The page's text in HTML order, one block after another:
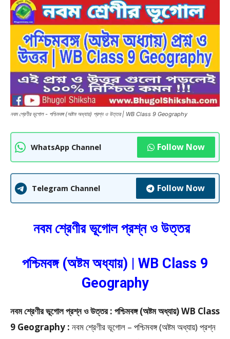
নবম শ্রেণীর ভূগোল - পশ্চিমবঙ্গ (অষ্টম অধ্যায়) প্রশ্ন ও উত্তর | WB Class 9 Geography
WhatsApp Channel Follow Now
Telegram Channel Follow Now
নবম শ্রেণীর ভূগোল প্রশ্ন ও উত্তর
পশ্চিমবঙ্গ (অষ্টম অধ্যায়) | WB Class 9
Geography
নবম শ্রেণীর ভূগোল প্রশ্ন ও উত্তর : পশ্চিমবঙ্গ (অষ্টম অধ্যায়) WB Class
9 Geography : নবম শ্রেণীর ভূগোল – পশ্চিমবঙ্গ (অষ্টম অধ্যায়) প্রশ্ন